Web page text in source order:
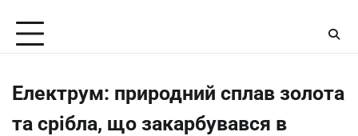
content
Електрум: природний сплав золота
та срібла, що закарбувався в